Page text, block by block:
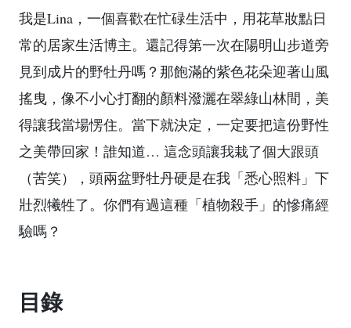
我是Lina，一個喜歡在忙碌生活中，用花草妝點日
常的居家生活博主。還記得第一次在陽明山步道旁
見到成片的野牡丹嗎？那飽滿的紫色花朵迎著山風
搖曳，像不小心打翻的顏料潑灑在翠綠山林間，美
得讓我當場愣住。當下就決定，一定要把這份野性
之美帶回家！誰知道… 這念頭讓我栽了個大跟頭
（苦笑），頭兩盆野牡丹硬是在我「悉心照料」下
壯烈犧牲了。你們有過這種「植物殺手」的慘痛經
驗嗎？
目錄